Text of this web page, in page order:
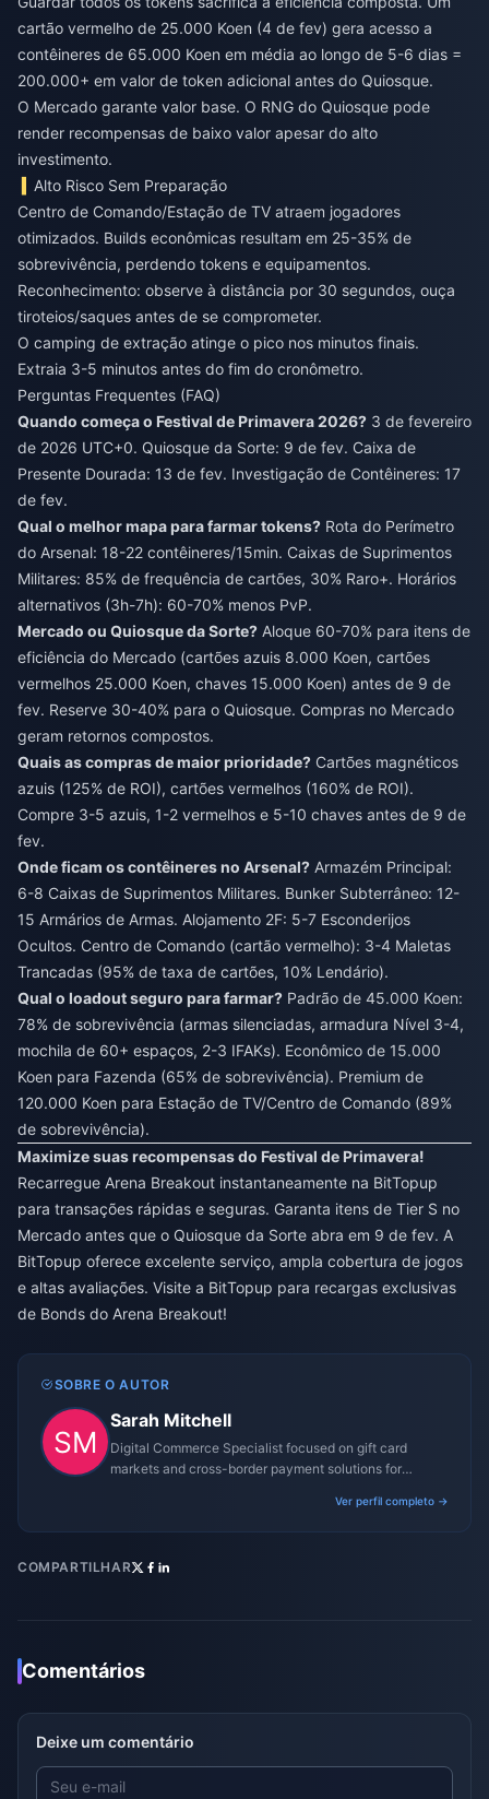
cartão vermelho de 25.000 Koen (4 de fev) gera acesso a
contêineres de 65.000 Koen em média ao longo de 5-6 dias =
200.000+ em valor de token adicional antes do Quiosque.
O Mercado garante valor base. O RNG do Quiosque pode
render recompensas de baixo valor apesar do alto
investimento.
Alto Risco Sem Preparação
Centro de Comando/Estação de TV atraem jogadores
otimizados. Builds econômicas resultam em 25-35% de
sobrevivência, perdendo tokens e equipamentos.
Reconhecimento: observe à distância por 30 segundos, ouça
tiroteios/saques antes de se comprometer.
O camping de extração atinge o pico nos minutos finais.
Extraia 3-5 minutos antes do fim do cronômetro.
Perguntas Frequentes (FAQ)
Quando começa o Festival de Primavera 2026? 3 de fevereiro
de 2026 UTC+0. Quiosque da Sorte: 9 de fev. Caixa de
Presente Dourada: 13 de fev. Investigação de Contêineres: 17
de fev.
Qual o melhor mapa para farmar tokens? Rota do Perímetro
do Arsenal: 18-22 contêineres/15min. Caixas de Suprimentos
Militares: 85% de frequência de cartões, 30% Raro+. Horários
alternativos (3h-7h): 60-70% menos PvP.
Mercado ou Quiosque da Sorte? Aloque 60-70% para itens de
eficiência do Mercado (cartões azuis 8.000 Koen, cartões
vermelhos 25.000 Koen, chaves 15.000 Koen) antes de 9 de
fev. Reserve 30-40% para o Quiosque. Compras no Mercado
geram retornos compostos.
Quais as compras de maior prioridade? Cartões magnéticos
azuis (125% de ROI), cartões vermelhos (160% de ROI).
Compre 3-5 azuis, 1-2 vermelhos e 5-10 chaves antes de 9 de
fev.
Onde ficam os contêineres no Arsenal? Armazém Principal:
6-8 Caixas de Suprimentos Militares. Bunker Subterrâneo: 12-
15 Armários de Armas. Alojamento 2F: 5-7 Esconderijos
Ocultos. Centro de Comando (cartão vermelho): 3-4 Maletas
Trancadas (95% de taxa de cartões, 10% Lendário).
Qual o loadout seguro para farmar? Padrão de 45.000 Koen:
78% de sobrevivência (armas silenciadas, armadura Nível 3-4,
mochila de 60+ espaços, 2-3 IFAKs). Econômico de 15.000
Koen para Fazenda (65% de sobrevivência). Premium de
120.000 Koen para Estação de TV/Centro de Comando (89%
de sobrevivência).
Maximize suas recompensas do Festival de Primavera!
Recarregue Arena Breakout instantaneamente na BitTopup
para transações rápidas e seguras. Garanta itens de Tier S no
Mercado antes que o Quiosque da Sorte abra em 9 de fev. A
BitTopup oferece excelente serviço, ampla cobertura de jogos
e altas avaliações. Visite a BitTopup para recargas exclusivas
de Bonds do Arena Breakout!
SOBRE O AUTOR
Sarah Mitchell
Digital Commerce Specialist focused on gift card
markets and cross-border payment solutions for
Ver perfil completo →
COMPARTILHAR
Comentários
Deixe um comentário